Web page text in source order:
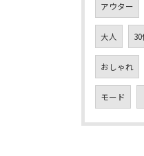
アウター
大人
おしゃれ
モード